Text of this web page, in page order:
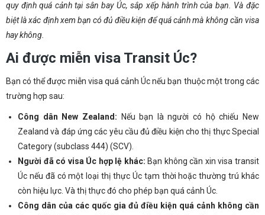
quy định quá cảnh tại sân bay Úc, sắp xếp hành trình của bạn. Và đặc
biệt là xác định xem bạn có đủ điều kiện để quá cảnh mà không cần visa
hay không.
Ai được miễn visa Transit Úc?
Bạn có thể được miễn visa quá cảnh Úc nếu bạn thuộc một trong các
trường hợp sau:
Công dân New Zealand: Nếu bạn là người có hộ chiếu New
Zealand và đáp ứng các yêu cầu đủ điều kiện cho thị thực Special
Category (subclass 444) (SCV).
Người đã có visa Úc hợp lệ khác: Bạn không cần xin visa transit
Úc nếu đã có một loại thị thực Úc tạm thời hoặc thường trú khác
còn hiệu lực. Và thị thực đó cho phép bạn quá cảnh Úc.
Công dân của các quốc gia đủ điều kiện quá cảnh không cần